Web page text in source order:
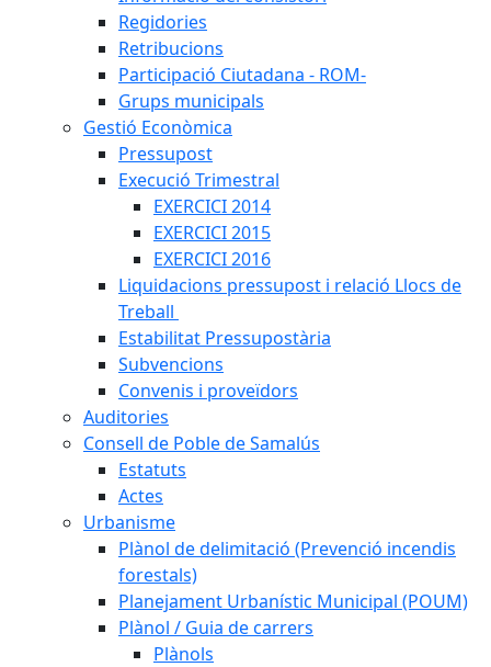
Regidories
Retribucions
Participació Ciutadana - ROM-
Grups municipals
Gestió Econòmica
Pressupost
Execució Trimestral
EXERCICI 2014
EXERCICI 2015
EXERCICI 2016
Liquidacions pressupost i relació Llocs de
Treball
Estabilitat Pressupostària
Subvencions
Convenis i proveïdors
Auditories
Consell de Poble de Samalús
Estatuts
Actes
Urbanisme
Plànol de delimitació (Prevenció incendis
forestals)
Planejament Urbanístic Municipal (POUM)
Plànol / Guia de carrers
Plànols